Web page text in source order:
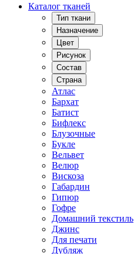
Каталог тканей
Тип ткани
Назначение
Цвет
Рисунок
Состав
Страна
Атлас
Бархат
Батист
Бифлекс
Блузочные
Букле
Вельвет
Велюр
Вискоза
Габардин
Гипюр
Гофре
Домашний текстиль
Джинс
Для печати
Дубляж